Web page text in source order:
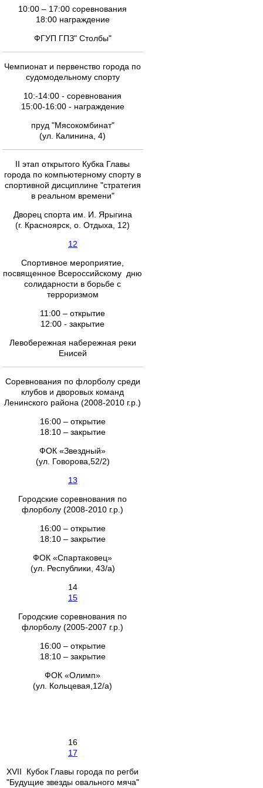
10:00 – 17:00 соревнования
18:00 награждение
ФГУП ГПЗ" Столбы"
Чемпионат и первенство города по
судомодельному спорту
10:-14:00 - соревнования
15:00-16:00 - награждение
пруд "Мясокомбинат"
(ул. Калинина, 4)
II этап открытого Кубка Главы
города по компьютерному спорту в
спортивной дисциплине "стратегия
в реальном времени"
Дворец спорта им. И. Ярыгина
(г. Красноярск, о. Отдыха, 12)
12
Спортивное мероприятие,
посвященное Всероссийскому дню
солидарности в борьбе с
терроризмом
11:00 – открытие
12:00 - закрытие
Левобережная набережная реки
Енисей
Соревнования по флорболу среди
клубов и дворовых команд
Ленинского района (2008-2010 г.р.)
16:00 – открытие
18:10 – закрытие
ФОК «Звездный»
(ул. Говорова,52/2)
13
Городские соревнования по
флорболу (2008-2010 г.р.)
16:00 – открытие
18:10 – закрытие
ФОК «Спартаковец»
(ул. Республики, 43/а)
14
15
Городские соревнования по
флорболу (2005-2007 г.р.)
16:00 – открытие
18:10 – закрытие
ФОК «Олимп»
(ул. Кольцевая,12/а)
16
17
XVII Кубок Главы города по регби
"Будущие звезды овального мяча"